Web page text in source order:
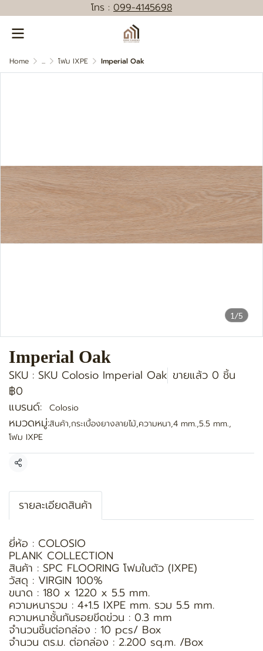
โทร : 099-4145698
Home ... โฟม IXPE Imperial Oak
1/5
Imperial Oak
SKU : SKU Colosio Imperial Oak ขายแล้ว 0 ชิ้น
฿0
แบรนด์:
Colosio
หมวดหมู่:สินค้า,กระเบื้องยางลายไม้,ความหนา,4 mm.,5.5 mm.,
โฟม IXPE
แชร์
รายละเอียดสินค้า
ยี่ห้อ : COLOSIO
PLANK COLLECTION
สินค้า : SPC FLOORING โฟมในตัว (IXPE)
วัสดุ : VIRGIN 100%
ขนาด : 180 x 1220 x 5.5 mm.
ความหนารวม : 4+1.5 IXPE mm. รวม 5.5 mm.
ความหนาชั้นกันรอยขีดข่วน : 0.3 mm
จำนวนชิ้นต่อกล่อง : 10 pcs/ Box
จำนวน ตร.ม. ต่อกล่อง : 2.200 sq.m. /Box